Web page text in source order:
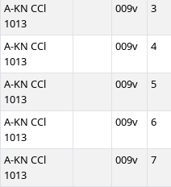
A-KN CCl
1013
009v 3
A-KN CCl
1013
009v 4
A-KN CCl
1013
009v 5
A-KN CCl
1013
009v 6
A-KN CCl
1013
009v 7